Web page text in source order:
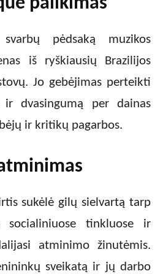
pėdsaką muzikos
iš ryškiausių Brazilijos
Jo gebėjimas perteikti
ir dvasingumą per dainas
ir kritikų pagarbos.
sukėlė gilų sielvartą tarp
tinkluose ir
atminimo žinutėmis.
sveikatą ir jų darbo